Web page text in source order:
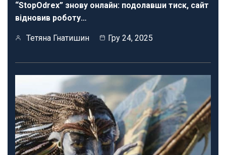
“StopOdrex” знову онлайн: подолавши тиск, сайт
відновив роботу…
Тетяна Гнатишин Гру 24, 2025